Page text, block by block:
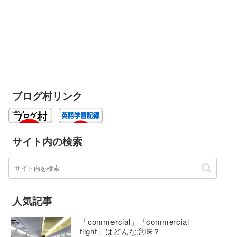
ブログ村リンク
サイト内の検索
人気記事
「commercial」「commercial
flight」はどんな意味？